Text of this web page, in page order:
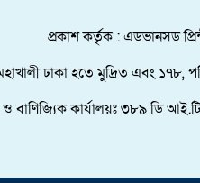
প্রকাশ কর্তৃক : এডভানসড
ঢাকা হতে মুদ্রিত এবং ১৭৮,
ও বাণিজ্যিক কার্যালয়ঃ ৩৮৯ ডি